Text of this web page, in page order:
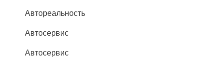
Автореальность
Автосервис
Автосервис